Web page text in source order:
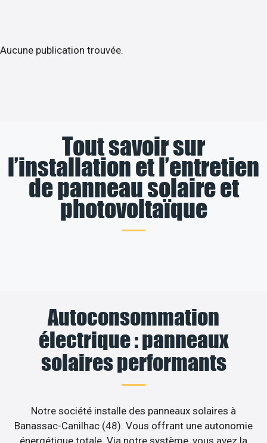
Aucune publication trouvée.
Tout savoir sur
l’installation et l’entretien
de panneau solaire et
photovoltaïque
Autoconsommation
électrique : panneaux
solaires performants
Notre société installe des panneaux solaires à
Banassac-Canilhac (48). Vous offrant une autonomie
énergétique totale. Via notre système, vous avez la